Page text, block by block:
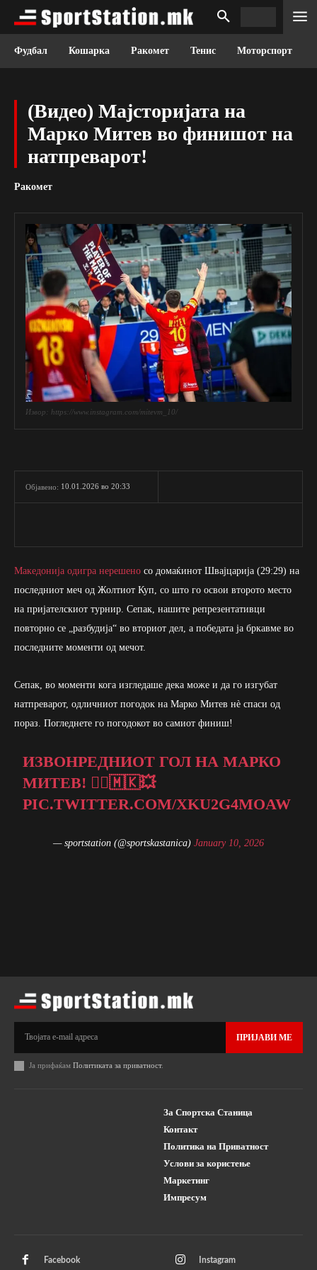
Фудбал Кошарка Ракомет Тенис Моторспорт
(Видео) Мајсторијата на
Марко Митев во финишот на
натпреварот!
Ракомет
Извор: https://www.instagram.com/mitevm_10/
Објавено: 10.01.2026 во 20:33
Македонија одигра нерешено со домаќинот Швајцарија (29:29) на
последниот меч од Жолтиот Куп, со што го освои второто место
на пријателскиот турнир. Сепак, нашите репрезентативци
повторно се „разбудија“ во вториот дел, а победата ја бркавме во
последните моменти од мечот.
Сепак, во моменти кога изгледаше дека може и да го изгубат
натпреварот, одличниот погодок на Марко Митев нè спаси од
пораз. Погледнете го погодокот во самиот финиш!
ИЗВОНРЕДНИОТ ГОЛ НА МАРКО
МИТЕВ! 🤾‍♂️🇲🇰💥
PIC.TWITTER.COM/XKU2G4MOAW
— sportstation (@sportskastanica) January 10, 2026
ПРИЈАВИ МЕ
Ја прифаќам Политиката за приватност.
За Спортска Станица
Контакт
Политика на Приватност
Услови за користење
Маркетинг
Импресум
Facebook Instagram